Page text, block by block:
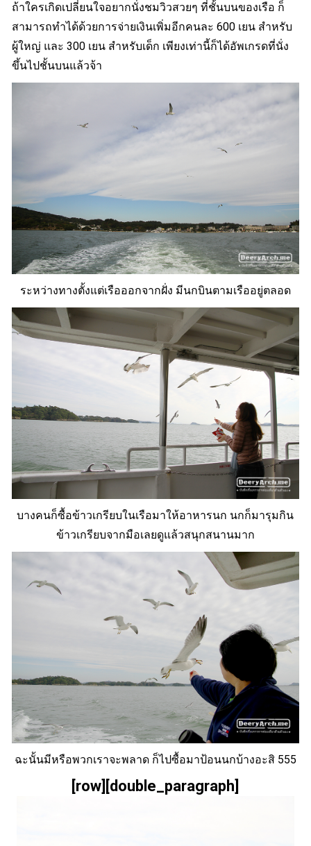
ถ้าใครเกิดเปลี่ยนใจอยากนั่งชมวิวสวยๆ ที่ชั้นบนของเรือ ก็
สามารถทำได้ด้วยการจ่ายเงินเพิ่มอีกคนละ 600 เยน สำหรับ
ผู้ใหญ่ และ 300 เยน สำหรับเด็ก เพียงเท่านี้ก็ได้อัพเกรดที่นั่ง
ขึ้นไปชั้นบนแล้วจ้า
ระหว่างทางตั้งแต่เรือออกจากฝั่ง มีนกบินตามเรืออยู่ตลอด
บางคนก็ซื้อข้าวเกรียบในเรือมาให้อาหารนก นกก็มารุมกิน
ข้าวเกรียบจากมือเลยดูแล้วสนุกสนานมาก
ฉะนั้นมีหรือพวกเราจะพลาด ก็ไปซื้อมาป้อนนกบ้างอะสิ 555
[row][double_paragraph]